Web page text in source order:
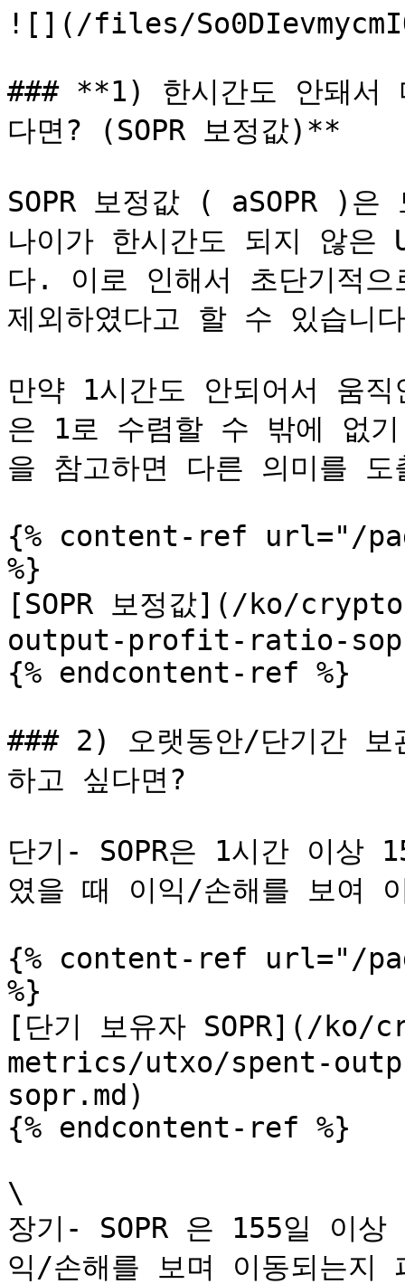
![](/files/
### ﻿**1) 한시간도 안돼서
다면? (SOPR 보정값)**﻿
SOPR 보정값 ( aSOPR )은
나이가 한시간도 되지 않은
다. 이로 인해서 초단기적으
제외하였다고 할 수 있습니
만약 1시간도 안되어서 움직
은 1로 수렴할 수 밖에 없기
을 참고하면 다른 의미를
{% content-ref url="/
%}
[SOPR 보정값](/ko/
output-profit-ratio-
{% endcontent-ref %}
### 2) 오랫동안/단기간 보
하고 싶다면?             (
단기- SOPR은 1시간 이상
였을 때 이익/손해를 보여
{% content-ref url="/
%}
[단기 보유자 SOPR](/ko/
metrics/utxo/spent-
sopr.md)
{% endcontent-ref %}
\
장기- SOPR 은 155일 이상
익/손해를 보며 이동되는지